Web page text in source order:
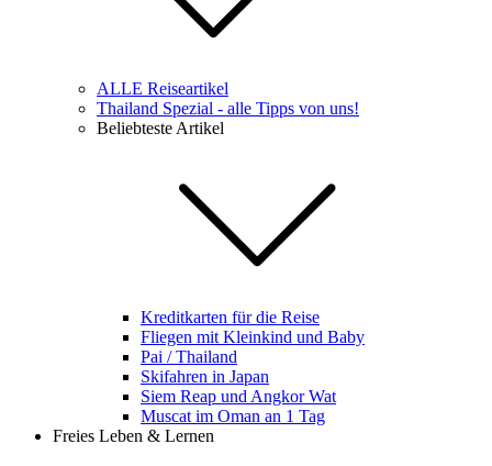
ALLE Reiseartikel
Thailand Spezial - alle Tipps von uns!
Beliebteste Artikel
Kreditkarten für die Reise
Fliegen mit Kleinkind und Baby
Pai / Thailand
Skifahren in Japan
Siem Reap und Angkor Wat
Muscat im Oman an 1 Tag
Freies Leben & Lernen